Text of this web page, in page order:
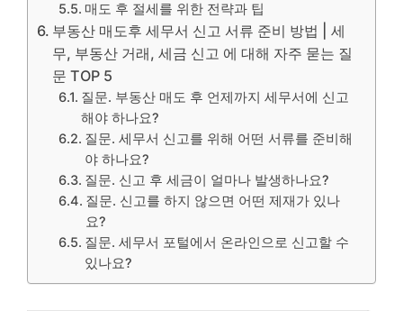
매도 후 절세를 위한 전략과 팁
부동산 매도후 세무서 신고 서류 준비 방법 | 세
무, 부동산 거래, 세금 신고 에 대해 자주 묻는 질
문 TOP 5
질문. 부동산 매도 후 언제까지 세무서에 신고
해야 하나요?
질문. 세무서 신고를 위해 어떤 서류를 준비해
야 하나요?
질문. 신고 후 세금이 얼마나 발생하나요?
질문. 신고를 하지 않으면 어떤 제재가 있나
요?
질문. 세무서 포털에서 온라인으로 신고할 수
있나요?